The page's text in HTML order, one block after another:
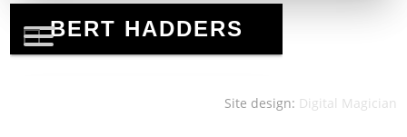
Site design: Digital Magician